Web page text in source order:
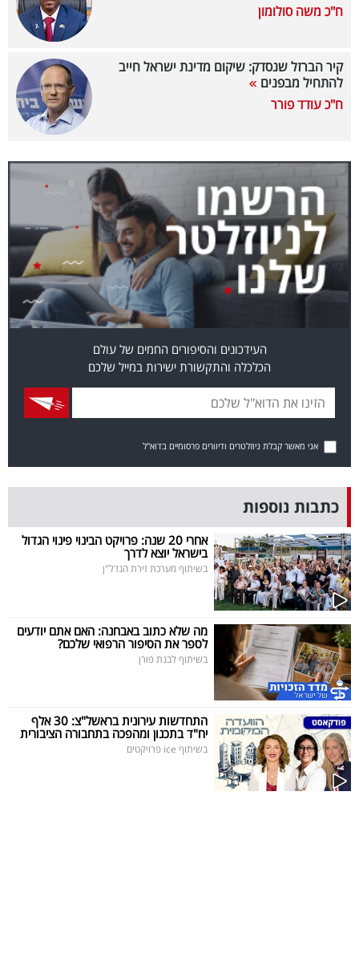
ניוזלטרים
מייל
אדום
אחרינו:
ח"כ משה סולומון
קיר הברזל שנסדק: שיקום מדינת ישראל חייב
להתחיל מבפנים
ח"כ עודד פורר
העידכונים והסיפורים החמים של עולם
הכלכלה והתקשורת ישירות במייל שלכם
אני מאשר קבלת ניוזלטרים ודיוורים פרסומיים בדוא"ל
כתבות נוספות
אחרי 20 שנה: פרויקט הבינוי פינוי הגדול
בישראל יוצא לדרך
בשיתוף מערכת זירת הנדל"ן
מה שלא כתוב באבחנה: האם אתם יודעים
לספר את הסיפור הרפואי שלכם?
בשיתוף לבנת פורן
התחדשות עירונית בראשל"צ: 30 אלף
יח"ד בתכנון ומהפכה בתחבורה הציבורית
בשיתוף ice פרויקטים